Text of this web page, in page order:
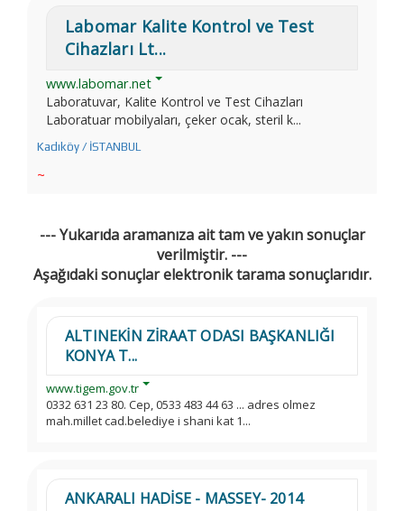
Labomar Kalite Kontrol ve Test
Cihazları Lt...
www.labomar.net
Laboratuvar, Kalite Kontrol ve Test Cihazları
Laboratuar mobilyaları, çeker ocak, steril k...
Kadıköy / İSTANBUL
~
--- Yukarıda aramanıza ait tam ve yakın sonuçlar
verilmiştir. ---
Aşağıdaki sonuçlar elektronik tarama sonuçlarıdır.
ALTINEKİN ZİRAAT ODASI BAŞKANLIĞI
KONYA T...
www.tigem.gov.tr
0332 631 23 80. Cep, 0533 483 44 63 ... adres olmez
mah.millet cad.belediye i shani kat 1...
ANKARALI HADİSE - MASSEY- 2014